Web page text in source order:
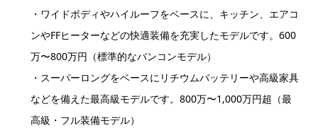
・ワイドボディやハイルーフをベースに、キッチン、エアコ
ンやFFヒーターなどの快適装備を充実したモデルです。600
万〜800万円（標準的なバンコンモデル）
・スーパーロングをベースにリチウムバッテリーや高級家具
などを備えた最高級モデルです。800万〜1,000万円超（最
高級・フル装備モデル）